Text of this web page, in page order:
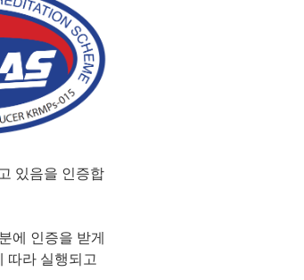
있음을 인증합
에 인증을 받게
따라 실행되고